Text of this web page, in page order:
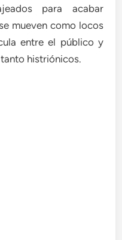
para acabar
mueven como locos
entre el público y
histriónicos.